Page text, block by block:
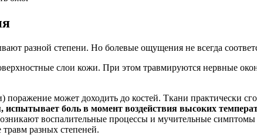
разной степени. Но болевые ощущения не всегда
слои кожи. При этом травмируются нервные
может доходить до костей. Ткани практически
боль в момент воздействия высоких
воспалительные процессы и мучительные
разных степеней.